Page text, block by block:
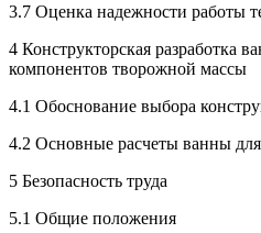
3.7 Оценка надежности работы
4 Конструкторская разработка
компонентов творожной массы
4.1 Обоснование выбора
4.2 Основные расчеты ванны
5 Безопасность труда
5.1 Общие положения